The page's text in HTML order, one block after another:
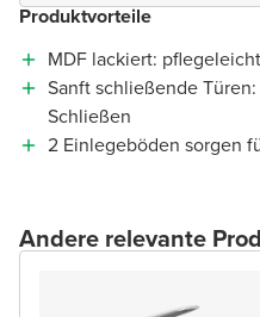
Produktvorteile
MDF lackiert:
Sanft schließende
Schließen
2 Einlegeböden sorgen
Andere relevante